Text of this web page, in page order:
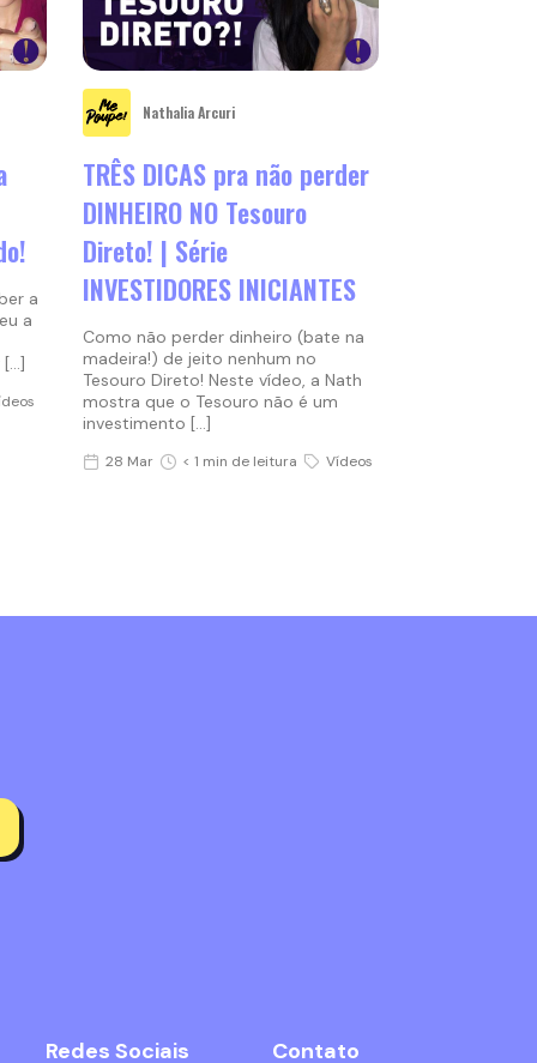
a
a
[…]
Nathalia Arcuri
TRÊS DICAS pra não perder
DINHEIRO NO Tesouro
Direto! | Série
INVESTIDORES INICIANTES
Como não perder dinheiro (bate na
madeira!) de jeito nenhum no
Tesouro Direto! Neste vídeo, a Nath
mostra que o Tesouro não é um
investimento […]
28 Mar < 1 min de leitura Vídeos
Redes Sociais Contato